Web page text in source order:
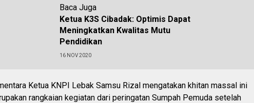
Baca Juga
Ketua K3S Cibadak: Optimis Dapat
Meningkatkan Kwalitas Mutu
Pendidikan
16 NOV 2020
Ketua KNPI Lebak Samsu Rizal mengatakan khitan massal ini
rangkaian kegiatan dari peringatan Sumpah Pemuda setelah